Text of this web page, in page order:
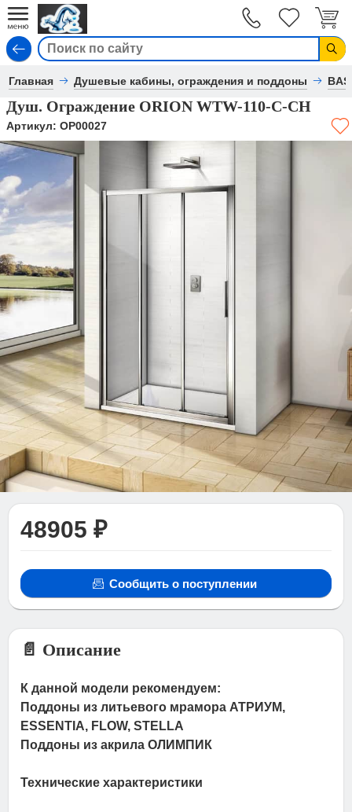
Главная Душевые кабины, ограждения и поддоны BAS
Душ. Ограждение ORION WTW-110-C-CH
Артикул: ОР00027
48905 ₽
Сообщить о поступлении
📄 Описание
К данной модели рекомендуем:
Поддоны из литьевого мрамора АТРИУМ,
ESSENTIA, FLOW, STELLA
Поддоны из акрила ОЛИМПИК
Технические характеристики